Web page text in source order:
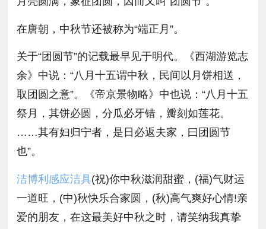
在唐朝，中秋节还被称为“端正月”。
关于“团圆节”的记载最早见于明代。《西湖游览志
余》中说：“八月十五谓中秋，民间以月饼相送，
取团圆之意”。《帝京景物略》中也说：“八月十五
祭月，其饼必圆，分瓜必牙错，瓣刻如莲花。
……其有妇归宁者，是日必返夫家，曰团圆节
也”。
洁博利感应洁具(祝)你中秋滋润甜蜜，(福)气财运
一道旺，(中)秋快乐合家圆，(秋)高气爽好心情!亲
爱的朋友，在这最美好中秋之时，请笑纳我真挚